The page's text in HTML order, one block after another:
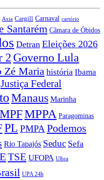
Axia Cargill Carnaval cartório
Santarém Câmara de Óbidos
Detran Eleições 2026
2 Governo Lula
Zé Maria história Ibama
Justiça Federal
Manaus Marinha
MPFMPPA Paragominas
PL PMPA Podemos
Rio Tapajós Seduc Sefa
TSE UFOPA Ulbra
UPA 24h